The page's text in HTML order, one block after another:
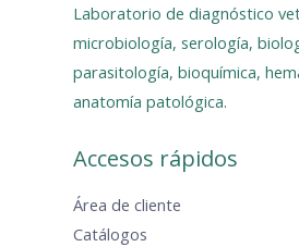
Laboratorio de diagnóstico
microbiología, serología,
parasitología, bioquímica,
anatomía patológica.
Accesos rápidos
Área de cliente
Catálogos